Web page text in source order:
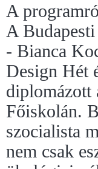
A
A
- Bianca
Design Hét
diplomázott
Főiskolán.
szocialista
nem csak